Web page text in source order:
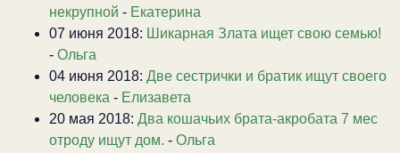
некрупной - Екатерина
07 июня 2018: Шикарная Злата ищет свою семью!
- Ольга
04 июня 2018: Две сестрички и братик ищут своего
человека - Елизавета
20 мая 2018: Два кошачьих брата-акробата 7 мес
отроду ищут дом. - Ольга